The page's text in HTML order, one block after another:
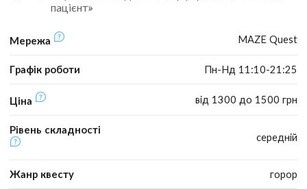
пацієнт»
Мережа MAZE Quest
Графік роботи Пн-Нд 11:10-21:25
Ціна від 1300 до 1500 грн
Рівень складності
середній
Жанр квесту горор